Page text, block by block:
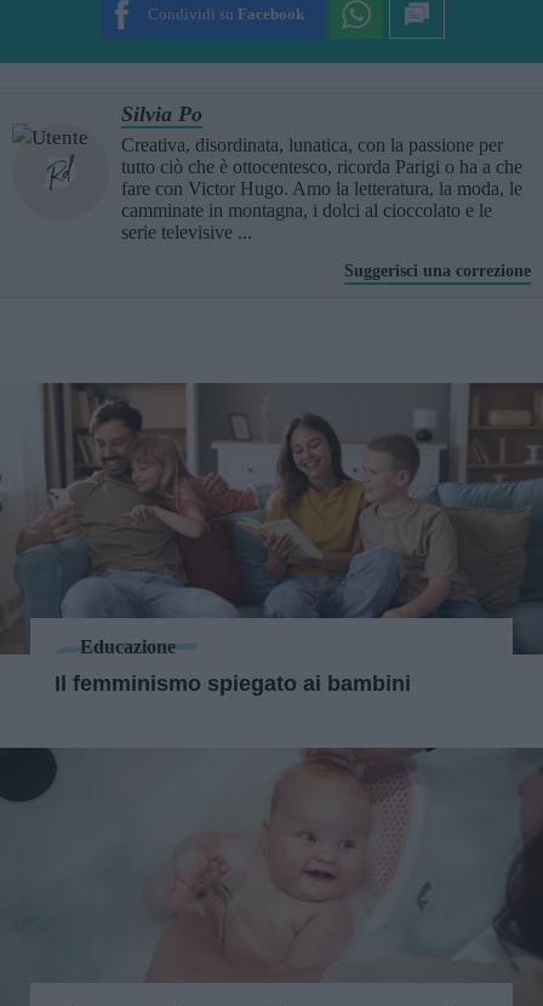
Condividi su Facebook
Silvia Po
Creativa, disordinata, lunatica, con la passione per
tutto ciò che è ottocentesco, ricorda Parigi o ha a che
fare con Victor Hugo. Amo la letteratura, la moda, le
camminate in montagna, i dolci al cioccolato e le
serie televisive ...
Suggerisci una correzione
Educazione
Il femminismo spiegato ai bambini